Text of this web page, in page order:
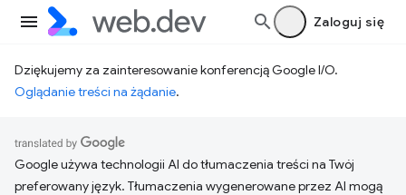
Zaloguj się
Dziękujemy za zainteresowanie konferencją Google I/O.
Oglądanie treści na żądanie.
Google używa technologii AI do tłumaczenia treści na Twój
preferowany język. Tłumaczenia wygenerowane przez AI mogą